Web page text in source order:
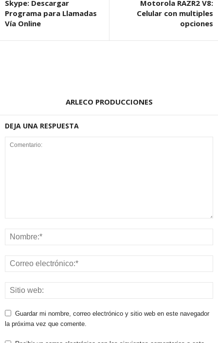
Skype: Descargar
Programa para Llamadas
Vía Online
Motorola RAZR2 V8:
Celular con multiples
opciones
ARLECO PRODUCCIONES
DEJA UNA RESPUESTA
Guardar mi nombre, correo electrónico y sitio web en este navegador
la próxima vez que comente.